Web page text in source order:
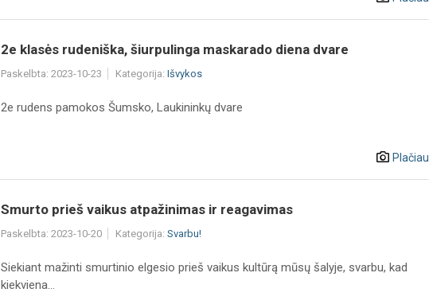
2e klasės rudeniška, šiurpulinga maskarado diena dvare
Paskelbta: 2023-10-23 Kategorija: Išvykos
2e rudens pamokos Šumsko, Laukininkų dvare
Plačiau
Smurto prieš vaikus atpažinimas ir reagavimas
Paskelbta: 2023-10-20 Kategorija: Svarbu!
Siekiant mažinti smurtinio elgesio prieš vaikus kultūrą mūsų šalyje, svarbu, kad
kiekviena...